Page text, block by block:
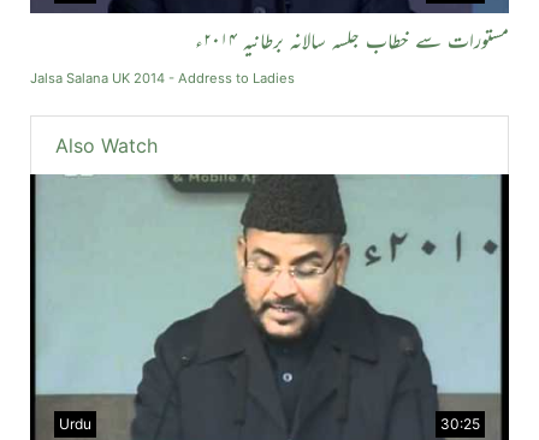
مستورات سے خطاب جلسہ سالانہ برطانیہ ۲۰۱۴ء
Jalsa Salana UK 2014 - Address to Ladies
Also Watch
30:25
Urdu